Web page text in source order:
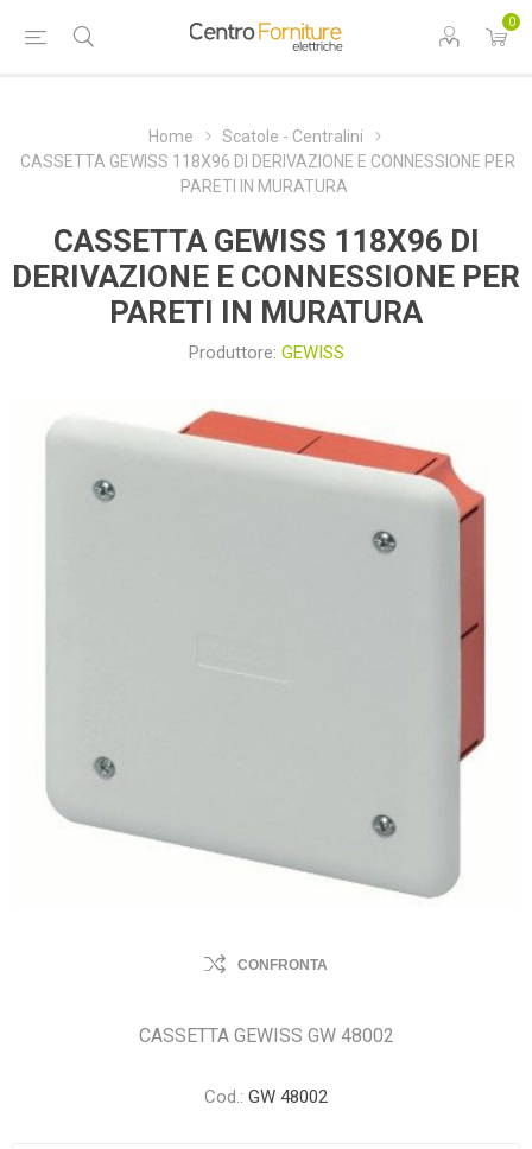
0
Home
Scatole - Centralini
CASSETTA GEWISS 118X96 DI DERIVAZIONE E CONNESSIONE PER
PARETI IN MURATURA
CASSETTA GEWISS 118X96 DI
DERIVAZIONE E CONNESSIONE PER
PARETI IN MURATURA
Produttore: GEWISS
CONFRONTA
CASSETTA GEWISS GW 48002
Cod.: GW 48002